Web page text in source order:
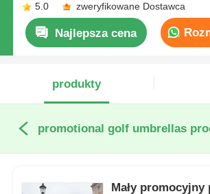
5.0
zweryfikowane Dostawca
Najlepsza cena
produkty
Mały promocyjny